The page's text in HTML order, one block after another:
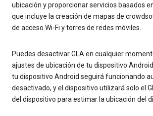
ubicación y proporcionar servicios basados
que incluye la creación de mapas de
de acceso Wi-Fi y torres de redes móviles.
Puedes desactivar GLA en cualquier
ajustes de ubicación de tu dispositivo
tu dispositivo Android seguirá funcionando
desactivado, y el dispositivo utilizará solo el
del dispositivo para estimar la ubicación del